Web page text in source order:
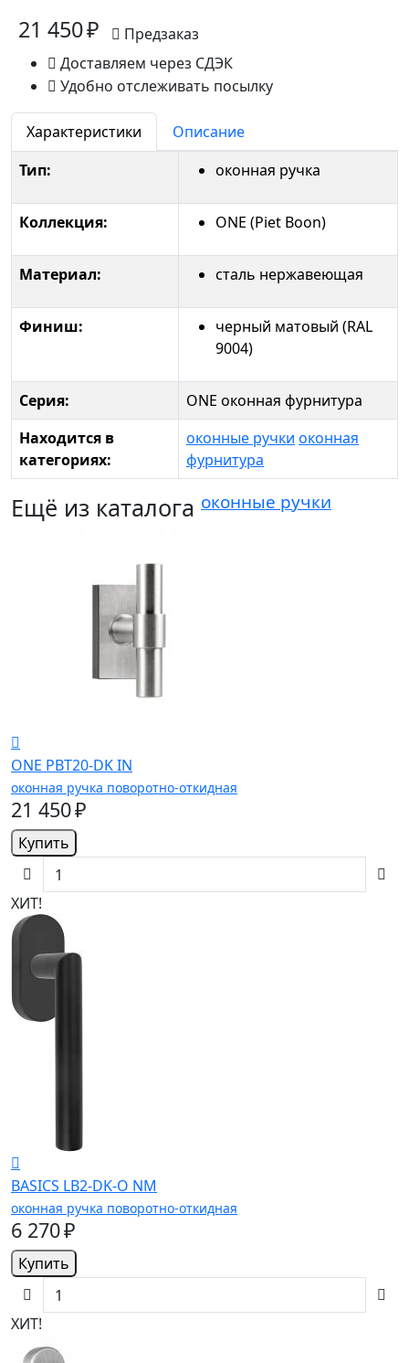
21 450 ₽
Предзаказ
Доставляем через СДЭК
Удобно отслеживать посылку
Характеристики
Описание
Тип:
оконная ручка
Коллекция: ONE (Piet Boon)
Материал: сталь нержавеющая
Финиш:
черный матовый (RAL
9004)
Серия:
ONE оконная фурнитура
Находится в
категориях:
оконные ручки оконная
фурнитура
Ещё из каталога оконные ручки
ONE PBT20-DK IN
оконная ручка поворотно-откидная
21 450 ₽
Купить
ХИТ!
BASICS LB2-DK-O NM
оконная ручка поворотно-откидная
6 270 ₽
Купить
ХИТ!